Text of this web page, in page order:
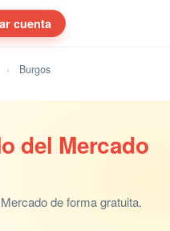
cuenta
Burgos
del Mercado
de forma gratuita.